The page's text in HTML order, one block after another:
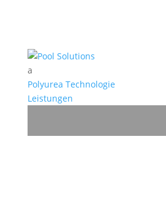
a
Polyurea Technologie
Leistungen